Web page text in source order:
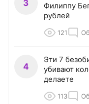
3
Филиппу
рублей
121
4
Эти 7
убивают
делаете
113